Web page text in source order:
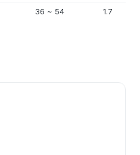
36 ~ 54 1.7